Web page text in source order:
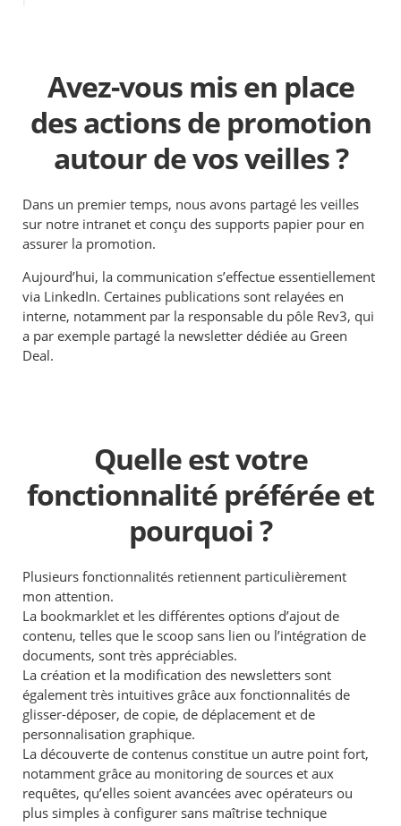
Avez-vous mis en place
des actions de promotion
autour de vos veilles ?
Dans un premier temps, nous avons partagé les veilles
sur notre intranet et conçu des supports papier pour en
assurer la promotion.
Aujourd’hui, la communication s’effectue essentiellement
via LinkedIn. Certaines publications sont relayées en
interne, notamment par la responsable du pôle Rev3, qui
a par exemple partagé la newsletter dédiée au Green
Deal.
Quelle est votre
fonctionnalité préférée et
pourquoi ?
Plusieurs fonctionnalités retiennent particulièrement
mon attention.
La bookmarklet et les différentes options d’ajout de
contenu, telles que le scoop sans lien ou l’intégration de
documents, sont très appréciables.
La création et la modification des newsletters sont
également très intuitives grâce aux fonctionnalités de
glisser-déposer, de copie, de déplacement et de
personnalisation graphique.
La découverte de contenus constitue un autre point fort,
notamment grâce au monitoring de sources et aux
requêtes, qu’elles soient avancées avec opérateurs ou
plus simples à configurer sans maîtrise technique